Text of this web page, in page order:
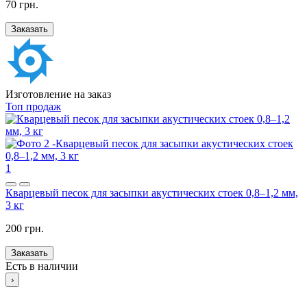
70 грн.
Заказать
Изготовление на заказ
Топ продаж
1
Кварцевый песок для засыпки акустических стоек 0,8–1,2 мм,
3 кг
200 грн.
Заказать
Есть в наличии
›